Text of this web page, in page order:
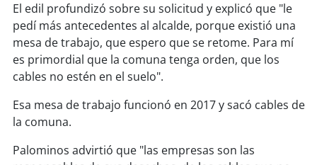
soysancarlos
soytalcahuano
soyconcepción
soycoronel
soyarauco
El edil profundizó sobre su solicitud y explicó que "le
pedí más antecedentes al alcalde, porque existió una
mesa de trabajo, que espero que se retome. Para mí
es primordial que la comuna tenga orden, que los
cables no estén en el suelo".
Esa mesa de trabajo funcionó en 2017 y sacó cables de
la comuna.
Palominos advirtió que "las empresas son las